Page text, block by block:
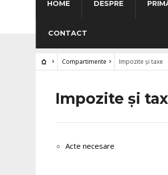
HOME DESPRE
CONTACT
Compartimente Impozite și taxe
Impozite și
Acte necesare